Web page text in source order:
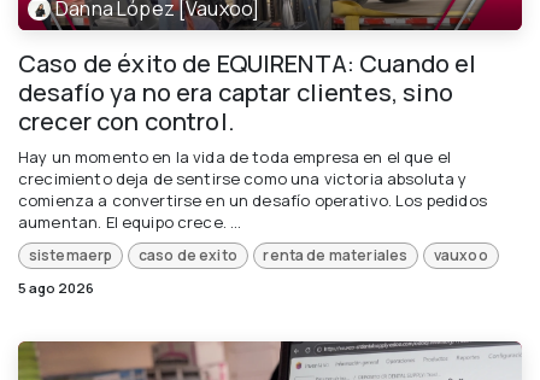
Danna López [Vauxoo]
Caso de éxito de EQUIRENTA: Cuando el
desafío ya no era captar clientes, sino
crecer con control.
Hay un momento en la vida de toda empresa en el que el
crecimiento deja de sentirse como una victoria absoluta y
comienza a convertirse en un desafío operativo. Los pedidos
aumentan. El equipo crece. ...
sistemaerp caso de exito renta de materiales vauxoo
5 ago 2026